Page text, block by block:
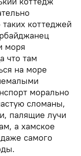
коттеджей
моря
что там
на море
морально
сломаны,
палящие лучи
а хамское
самого